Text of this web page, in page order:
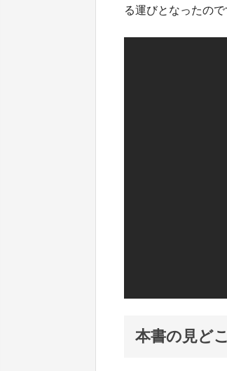
る運びとなったので
本書の見ど